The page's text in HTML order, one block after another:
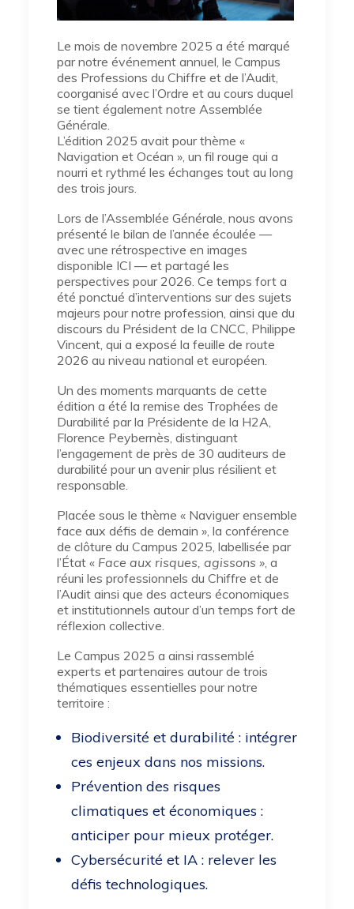
Le mois de novembre 2025 a été marqué
par notre événement annuel, le Campus
des Professions du Chiffre et de l’Audit,
coorganisé avec l’Ordre et au cours duquel
se tient également notre Assemblée
Générale.
L’édition 2025 avait pour thème «
Navigation et Océan », un fil rouge qui a
nourri et rythmé les échanges tout au long
des trois jours.
Lors de l’Assemblée Générale, nous avons
présenté le bilan de l’année écoulée —
avec une rétrospective en images
disponible ICI — et partagé les
perspectives pour 2026. Ce temps fort a
été ponctué d’interventions sur des sujets
majeurs pour notre profession, ainsi que du
discours du Président de la CNCC, Philippe
Vincent, qui a exposé la feuille de route
2026 au niveau national et européen.
Un des moments marquants de cette
édition a été la remise des Trophées de
Durabilité par la Présidente de la H2A,
Florence Peybernès, distinguant
l’engagement de près de 30 auditeurs de
durabilité pour un avenir plus résilient et
responsable.
Placée sous le thème « Naviguer ensemble
face aux défis de demain », la conférence
de clôture du Campus 2025, labellisée par
l’État « Face aux risques, agissons » , a
réuni les professionnels du Chiffre et de
l’Audit ainsi que des acteurs économiques
et institutionnels autour d’un temps fort de
réflexion collective.
Le Campus 2025 a ainsi rassemblé
experts et partenaires autour de trois
thématiques essentielles pour notre
territoire :
Biodiversité et durabilité : intégrer
ces enjeux dans nos missions.
Prévention des risques
climatiques et économiques :
anticiper pour mieux protéger.
Cybersécurité et IA : relever les
défis technologiques.